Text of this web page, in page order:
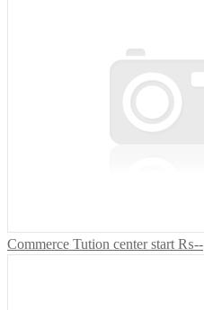
Commerce Tution center start ₨--